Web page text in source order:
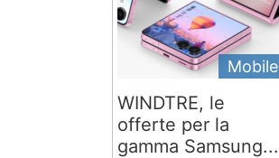
Mobile
WINDTRE, le
offerte per la
gamma Samsung...